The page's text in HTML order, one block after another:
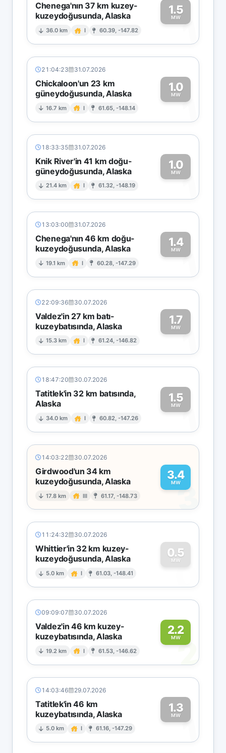
Chenega'nın 37 km kuzey-
kuzeydoğusunda, Alaska
36.0 km I 60.39, -147.82
1.5
MW1
21:04:23 31.07.2026
Chickaloon'un 23 km
güneydoğusunda, Alaska
16.7 km I 61.65, -148.14
1.0
MW1
18:33:35 31.07.2026
Knik River'in 41 km doğu-
güneydoğusunda, Alaska
21.4 km I 61.32, -148.19
1.0
MW1
13:03:00 31.07.2026
Chenega'nın 46 km doğu-
kuzeydoğusunda, Alaska
19.1 km I 60.28, -147.29
1.4
MW1
22:09:36 30.07.2026
Valdez'in 27 km batı-
kuzeybatısında, Alaska
15.3 km I 61.24, -146.82
1.7
MW1
18:47:20 30.07.2026
Tatitlek'in 32 km batısında,
Alaska
34.0 km I 60.82, -147.26
1.5
MW1
14:03:22 30.07.2026
Girdwood'un 34 km
kuzeydoğusunda, Alaska
17.8 km III 61.17, -148.73
3.4
MW
3
11:24:32 30.07.2026
Whittier'in 32 km kuzey-
kuzeydoğusunda, Alaska
5.0 km I 61.03, -148.41
0.5
MW
0
09:09:07 30.07.2026
Valdez'in 46 km kuzey-
kuzeybatısında, Alaska
19.2 km I 61.53, -146.62
2.2
MW
2
14:03:46 29.07.2026
Tatitlek'in 46 km
kuzeybatısında, Alaska
5.0 km I 61.16, -147.29
1.3
MW1